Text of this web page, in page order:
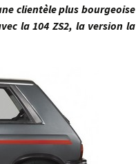
clientèle plus bourgeoise
la 104 ZS2, la version la